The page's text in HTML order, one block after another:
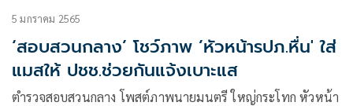
5 มกราคม 2565
‘สอบสวนกลาง’ โชว์ภาพ ’หัวหน้ารปภ.หื่น' ใส่
แมสให้ ปชช.ช่วยกันแจ้งเบาะแส
ตำรวจสอบสวนกลาง โพสต์ภาพนายมนตรี ใหญ่กระโทก หัวหน้า